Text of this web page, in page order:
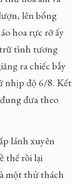
lên bổng
hoa rực rỡ ấy
trữ tình tương
ra chiếc bẫy
nhịp độ 6/8. Kết
đưa theo
lánh xuyên
thế rồi lại
một thử thách